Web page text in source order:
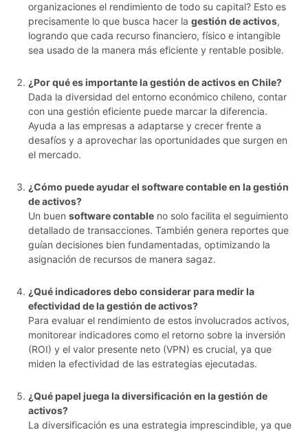
organizaciones el rendimiento de todo su capital? Esto es
precisamente lo que busca hacer la gestión de activos,
logrando que cada recurso financiero, físico e intangible
sea usado de la manera más eficiente y rentable posible.
¿Por qué es importante la gestión de activos en Chile?
Dada la diversidad del entorno económico chileno, contar
con una gestión eficiente puede marcar la diferencia.
Ayuda a las empresas a adaptarse y crecer frente a
desafíos y a aprovechar las oportunidades que surgen en
el mercado.
¿Cómo puede ayudar el software contable en la gestión
de activos?
Un buen software contable no solo facilita el seguimiento
detallado de transacciones. También genera reportes que
guían decisiones bien fundamentadas, optimizando la
asignación de recursos de manera sagaz.
¿Qué indicadores debo considerar para medir la
efectividad de la gestión de activos?
Para evaluar el rendimiento de estos involucrados activos,
monitorear indicadores como el retorno sobre la inversión
(ROI) y el valor presente neto (VPN) es crucial, ya que
miden la efectividad de las estrategias ejecutadas.
¿Qué papel juega la diversificación en la gestión de
activos?
La diversificación es una estrategia imprescindible, ya que